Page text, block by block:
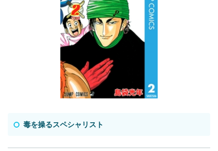
毒を操るスペシャリスト